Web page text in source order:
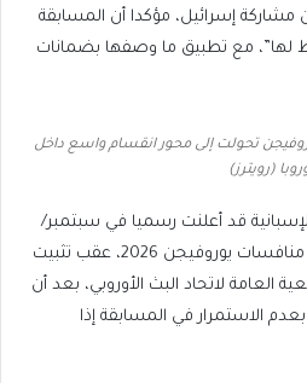
إسرائيل، مؤكدا أن المسابقة
مع تطبيق ما وصفها بضمانات
تحولت إلى محور انقسام واسع داخل
(رويترز)
الإسبانية قد أعلنت رسميا في سبتمبر/
أيلول 2025 انسحاب مدريد من منافسات يوروفيجن 2026، عقب تثبيت
العامة لاتحاد البث الأوروبي، بعد أن
الاستمرار في المسابقة إذا